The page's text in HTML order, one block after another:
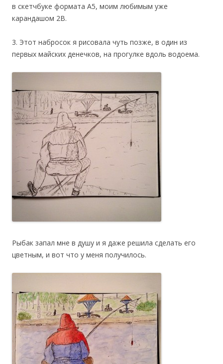
в скетчбуке формата А5, моим любимым уже
карандашом 2В.
3. Этот набросок я рисовала чуть позже, в один из
первых майских денечков, на прогулке вдоль водоема.
Рыбак запал мне в душу и я даже решила сделать его
цветным, и вот что у меня получилось.